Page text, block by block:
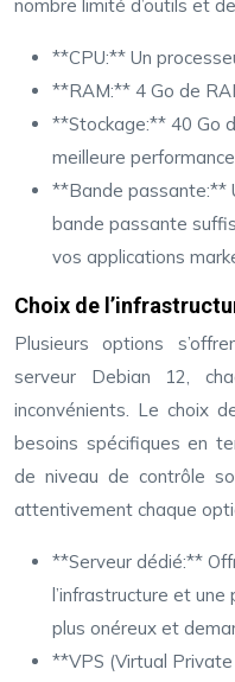
nombre limité d’outils et
**CPU:** Un
**RAM:** 4 Go de
**Stockage:** 40 Go
meilleure
**Bande passante:**
bande passante
vos applications
Choix de
Plusieurs options
serveur Debian 12,
inconvénients. Le choix
besoins spécifiques en
de niveau de contrôle
attentivement chaque
**Serveur dédié:**
l’infrastructure et
plus onéreux et
**VPS (Virtual